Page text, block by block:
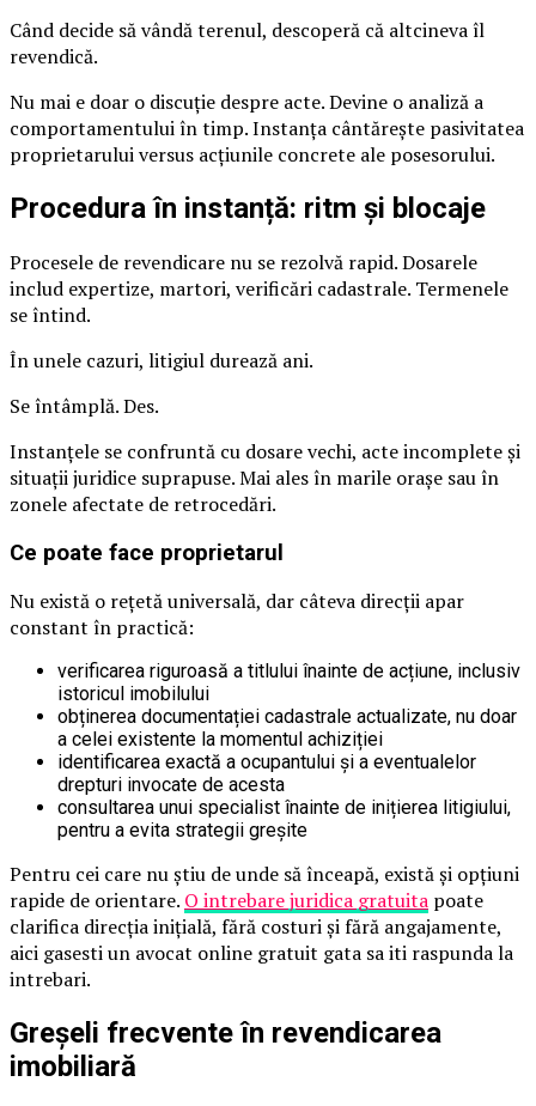
Când decide să vândă terenul, descoperă că altcineva îl
revendică.
Nu mai e doar o discuție despre acte. Devine o analiză a
comportamentului în timp. Instanța cântărește pasivitatea
proprietarului versus acțiunile concrete ale posesorului.
Procedura în instanță: ritm și blocaje
Procesele de revendicare nu se rezolvă rapid. Dosarele
includ expertize, martori, verificări cadastrale. Termenele
se întind.
În unele cazuri, litigiul durează ani.
Se întâmplă. Des.
Instanțele se confruntă cu dosare vechi, acte incomplete și
situații juridice suprapuse. Mai ales în marile orașe sau în
zonele afectate de retrocedări.
Ce poate face proprietarul
Nu există o rețetă universală, dar câteva direcții apar
constant în practică:
verificarea riguroasă a titlului înainte de acțiune, inclusiv
istoricul imobilului
obținerea documentației cadastrale actualizate, nu doar
a celei existente la momentul achiziției
identificarea exactă a ocupantului și a eventualelor
drepturi invocate de acesta
consultarea unui specialist înainte de inițierea litigiului,
pentru a evita strategii greșite
Pentru cei care nu știu de unde să înceapă, există și opțiuni
rapide de orientare. O intrebare juridica gratuita poate
clarifica direcția inițială, fără costuri și fără angajamente,
aici gasesti un avocat online gratuit gata sa iti raspunda la
intrebari.
Greșeli frecvente în revendicarea
imobiliară